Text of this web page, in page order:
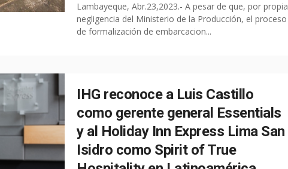
Lambayeque, Abr.23,2023.- A pesar de que, por propia
negligencia del Ministerio de la Producción, el proceso
de formalización de embarcacion...
IHG reconoce a Luis Castillo
como gerente general Essentials
y al Holiday Inn Express Lima San
Isidro como Spirit of True